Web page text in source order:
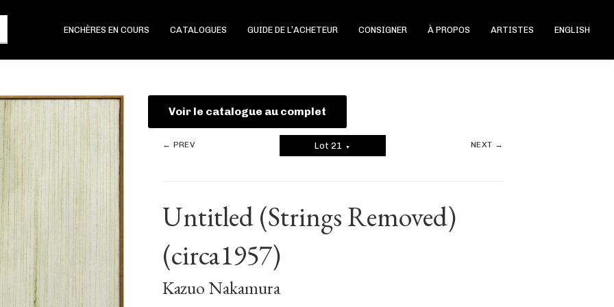
ENCHÈRES EN COURS CATALOGUES GUIDE DE L’ACHETEUR CONSIGNER À PROPOS ARTISTES ENGLISH
Voir le catalogue au complet
← PREV Lot 21 ▼ NEXT →
Untitled (Strings Removed)
(circa1957)
Kazuo Nakamura